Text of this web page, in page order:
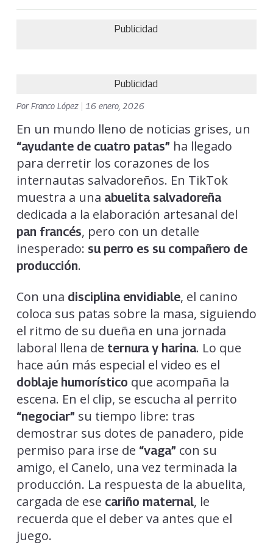
Publicidad
Publicidad
PorFranco López 16 enero, 2026
En un mundo lleno de noticias grises, un
“ayudante de cuatro patas” ha llegado
para derretir los corazones de los
internautas salvadoreños. En TikTok
muestra a una abuelita salvadoreña
dedicada a la elaboración artesanal del
pan francés, pero con un detalle
inesperado: su perro es su compañero de
producción.
Con una disciplina envidiable, el canino
coloca sus patas sobre la masa, siguiendo
el ritmo de su dueña en una jornada
laboral llena de ternura y harina. Lo que
hace aún más especial el video es el
doblaje humorístico que acompaña la
escena. En el clip, se escucha al perrito
“negociar” su tiempo libre: tras
demostrar sus dotes de panadero, pide
permiso para irse de “vaga” con su
amigo, el Canelo, una vez terminada la
producción. La respuesta de la abuelita,
cargada de ese cariño maternal, le
recuerda que el deber va antes que el
juego.